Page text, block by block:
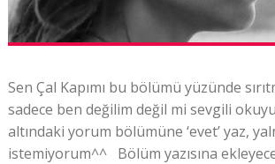
Sen Çal Kapımı bu bölümü yüzünde
sadece ben değilim değil mi sevgili
altındaki yorum bölümüne ‘evet’ yaz,
istemiyorum^^ Bölüm yazısına